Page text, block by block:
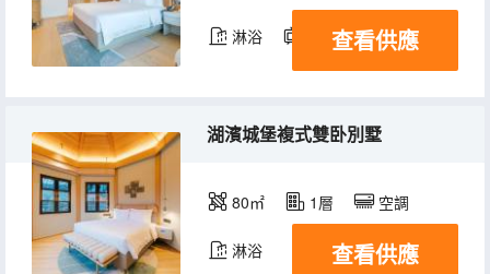
淋浴 電視機
查看供應
湖濱城堡複式雙卧別墅
80㎡ 1層 空調
淋浴 查看供應